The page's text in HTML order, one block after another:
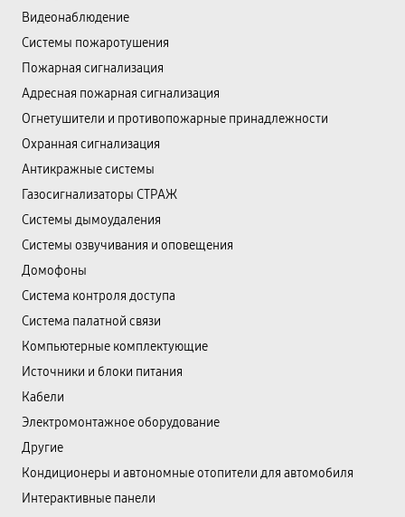
Видеонаблюдение
Системы пожаротушения
Пожарная сигнализация
Адресная пожарная сигнализация
Огнетушители и противопожарные принадлежности
Охранная сигнализация
Антикражные системы
Газосигнализаторы СТРАЖ
Системы дымоудаления
Системы озвучивания и оповещения
Домофоны
Система контроля доступа
Система палатной связи
Компьютерные комплектующие
Источники и блоки питания
Кабели
Электромонтажное оборудование
Другие
Кондиционеры и автономные отопители для автомобиля
Интерактивные панели